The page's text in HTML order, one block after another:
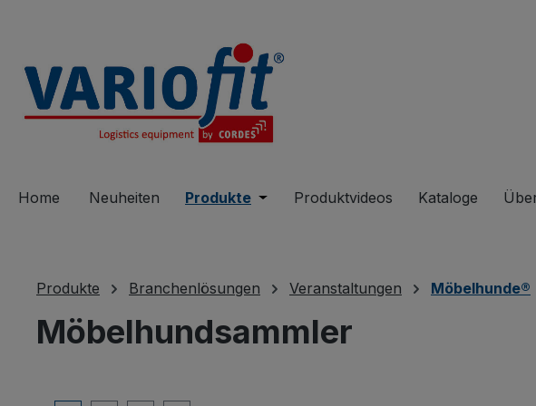
Home Neuheiten Produkte Öffne oder Schließe das Dropdown der
Produktvideos Kataloge
Produkte Branchenlösungen Veranstaltungen Möbelhunde®
Möbelhundsammler